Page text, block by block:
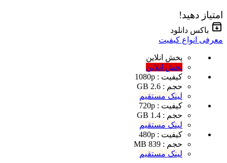
امتیاز دهید!
باکس دانلود
معرفی انواع کیفیت
پخش انلاین
پخش انلاین
کیفیت : 1080p
حجم : 2.6 GB
لینک مستقیم
کیفیت : 720p
حجم : 1.4 GB
لینک مستقیم
کیفیت : 480p
حجم : 839 MB
لینک مستقیم